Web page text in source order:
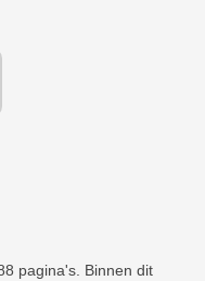
pagina's. Binnen dit